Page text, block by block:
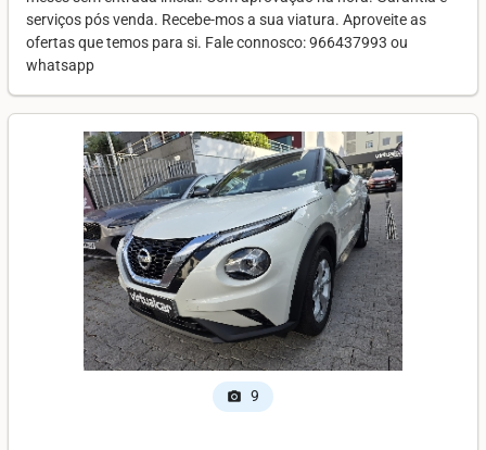
serviços pós venda. Recebe-mos a sua viatura. Aproveite as
ofertas que temos para si. Fale connosco: 966437993 ou
whatsapp
photo_camera 9